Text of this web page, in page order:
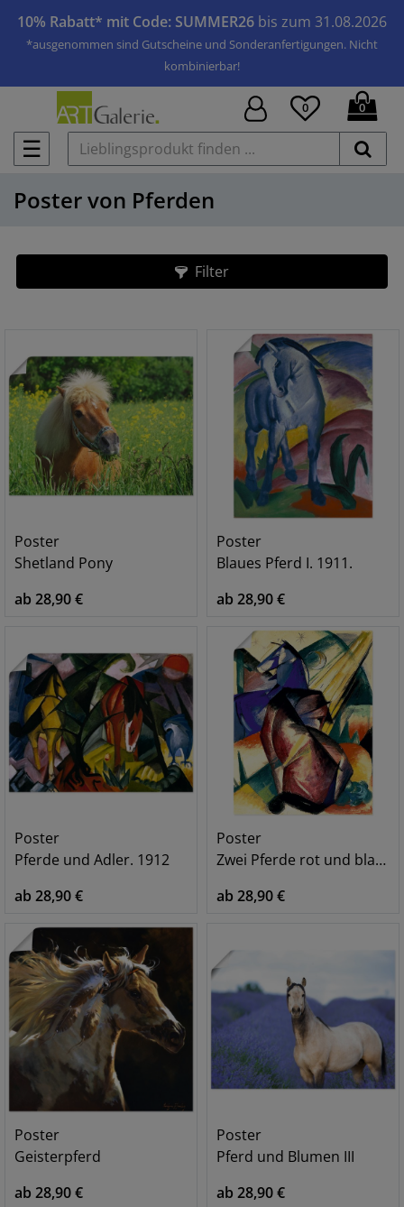
10% Rabatt* mit Code: SUMMER26 bis zum 31.08.2026
*ausgenommen sind Gutscheine und Sonderanfertigungen. Nicht
kombinierbar!
☰
0 0
Poster von Pferden
Filter
Poster
Shetland Pony
ab 28,90 €
Poster
Blaues Pferd I. 1911.
ab 28,90 €
Poster
Pferde und Adler. 1912
ab 28,90 €
Poster
Zwei Pferde rot und blau. 1912
ab 28,90 €
Poster
Geisterpferd
ab 28,90 €
Poster
Pferd und Blumen III
ab 28,90 €